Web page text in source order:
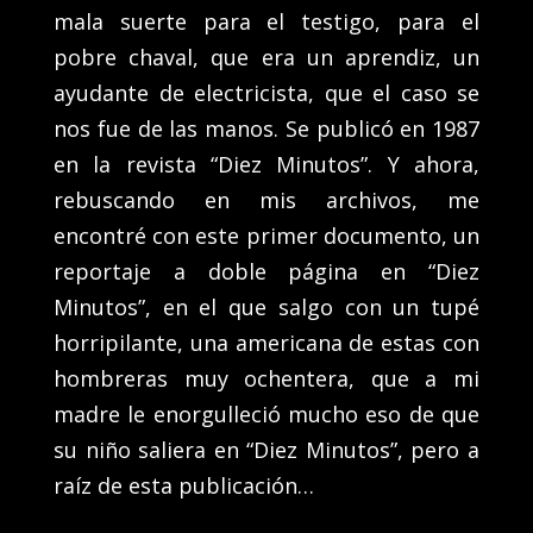
mala suerte para el testigo, para el
pobre chaval, que era un aprendiz, un
ayudante de electricista, que el caso se
nos fue de las manos. Se publicó en 1987
en la revista “Diez Minutos”. Y ahora,
rebuscando en mis archivos, me
encontré con este primer documento, un
reportaje a doble página en “Diez
Minutos”, en el que salgo con un tupé
horripilante, una americana de estas con
hombreras muy ochentera, que a mi
madre le enorgulleció mucho eso de que
su niño saliera en “Diez Minutos”, pero a
raíz de esta publicación…